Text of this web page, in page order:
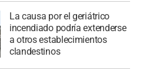
La causa por el geriátrico
incendiado podría extenderse
a otros establecimientos
clandestinos